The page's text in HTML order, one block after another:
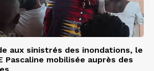
aux sinistrés des inondations, le
Pascaline mobilisée auprès des